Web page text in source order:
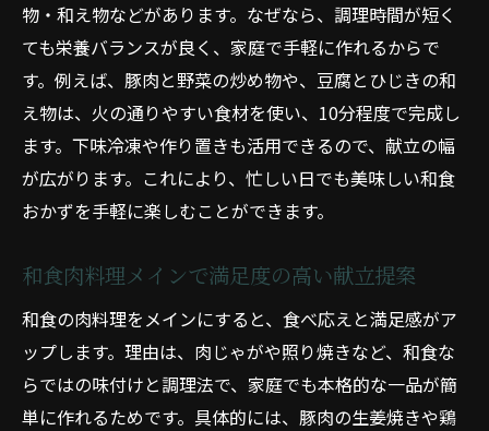
物・和え物などがあります。なぜなら、調理時間が短く
ても栄養バランスが良く、家庭で手軽に作れるからで
す。例えば、豚肉と野菜の炒め物や、豆腐とひじきの和
え物は、火の通りやすい食材を使い、10分程度で完成し
ます。下味冷凍や作り置きも活用できるので、献立の幅
が広がります。これにより、忙しい日でも美味しい和食
おかずを手軽に楽しむことができます。
和食肉料理メインで満足度の高い献立提案
和食の肉料理をメインにすると、食べ応えと満足感がア
ップします。理由は、肉じゃがや照り焼きなど、和食な
らではの味付けと調理法で、家庭でも本格的な一品が簡
単に作れるためです。具体的には、豚肉の生姜焼きや鶏